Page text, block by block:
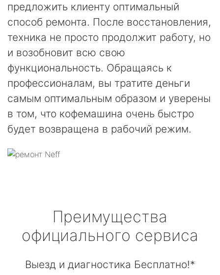
предложить клиенту оптимальный
способ ремонта. После восстановления,
техника не просто продолжит работу, но
и возобновит всю свою
функциональность. Обращаясь к
профессионалам, вы тратите деньги
самым оптимальным образом и уверены
в том, что кофемашина очень быстро
будет возвращена в рабочий режим.
Преимущества
официального сервиса
Выезд и диагностика Бесплатно!*